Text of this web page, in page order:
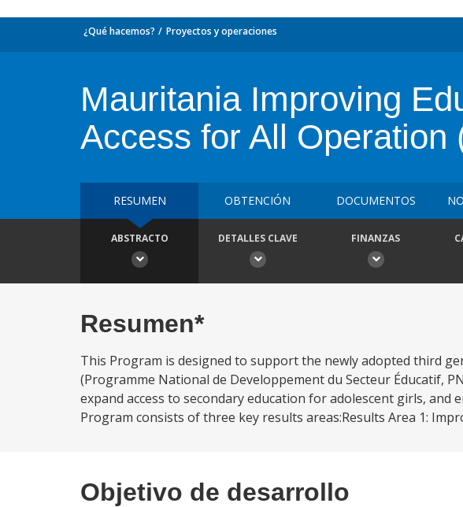
¿Qué hacemos? Proyectos y operaciones
Mauritania Improving
Access for All Operation
RESUMEN OBTENCIÓN DOCUMENTOS
ABSTRACTO DETALLES CLAVE FINANZAS
Resumen*
This Program is designed to support the newly adopted third
(Programme National de Developpement du Secteur Éducatif,
expand access to secondary education for adolescent girls, and
Program consists of three key results areas:Results Area 1:
Objetivo de desarrollo